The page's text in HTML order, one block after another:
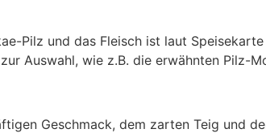
Pilz und das Fleisch ist laut
Auswahl, wie z.B. die erwähnten Pilz-
Geschmack, dem zarten Teig und